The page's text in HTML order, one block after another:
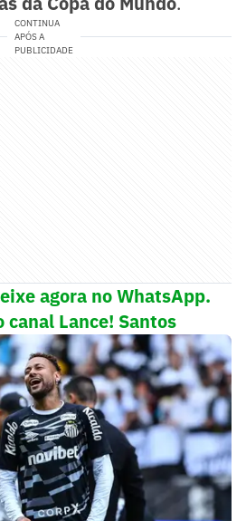
CONTINUA
APÓS A
PUBLICIDADE
agora no WhatsApp.
canal Lance! Santos